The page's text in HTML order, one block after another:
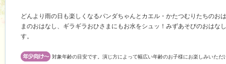
どんより雨の日も楽しくなるパンダちゃんとカエル・かたつむりたちのお
まのおはなし、ギラギラおひさまにもお水をシュッ！みずあそびのおはな
す。
対象年齢の目安です。演じ方によって幅広い年齢のお子様にお楽しみいただ